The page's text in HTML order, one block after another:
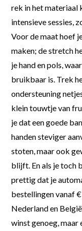
rek in het materiaal
intensieve sessies,
Voor de maat hoef
maken; de stretch
je hand en pols,
bruikbaar is. Trek
ondersteuning
klein touwtje van
je dat een goede
handen steviger
stoten, maar ook
blijft. En als je toch
prettig dat je
bestellingen vanaf
Nederland en
winst genoeg,